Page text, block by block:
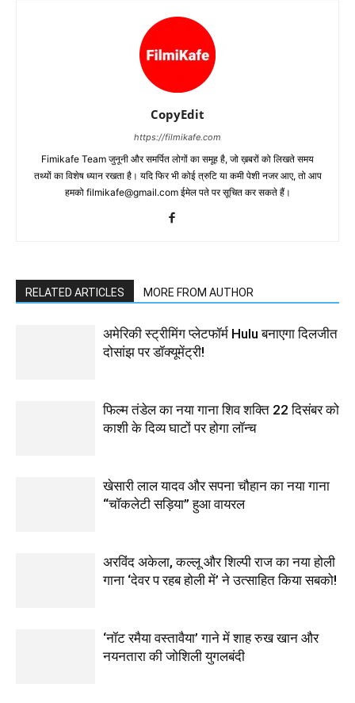
CopyEdit
https://filmikafe.com
Fimikafe Team जुनूनी और समर्पित लोगों का समूह है, जो ख़बरों को लिखते समय
तथ्‍यों का विशेष ध्‍यान रखता है। यदि फिर भी कोई त्रुटि या कमी पेशी नजर आए, तो आप
हमको filmikafe@gmail.com ईमेल पते पर सूचित कर सकते हैं।
RELATED ARTICLES MORE FROM AUTHOR
अमेरिकी स्ट्रीमिंग प्लेटफॉर्म Hulu बनाएगा दिलजीत
दोसांझ पर डॉक्यूमेंट्री!
फिल्म तंडेल का नया गाना शिव शक्ति 22 दिसंबर को
काशी के दिव्य घाटों पर होगा लॉन्च
खेसारी लाल यादव और सपना चौहान का नया गाना
“चॉकलेटी सड़िया” हुआ वायरल
अरविंद अकेला, कल्लू और शिल्पी राज का नया होली
गाना ‘देवर प रहब होली में’ ने उत्साहित किया सबको!
‘नॉट रमैया वस्तावैया’ गाने में शाह रुख खान और
नयनतारा की जोशिली युगलबंदी